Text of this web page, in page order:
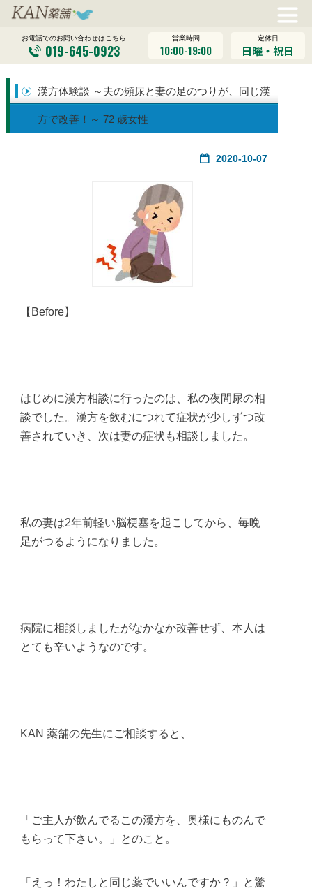
お電話でのお問い合わせはこちら
019-645-0923
営業時間
10:00-19:00
定休日
日曜・祝日
漢方体験談 ～夫の頻尿と妻の足のつりが、同じ漢
方で改善！～ 72 歳女性
2020-10-07
【Before】
はじめに漢方相談に行ったのは、私の夜間尿の相
談でした。漢方を飲むにつれて症状が少しずつ改
善されていき、次は妻の症状も相談しました。
私の妻は2年前軽い脳梗塞を起こしてから、毎晩
足がつるようになりました。
病院に相談しましたがなかなか改善せず、本人は
とても辛いようなのです。
KAN 薬舗の先生にご相談すると、
「ご主人が飲んでるこの漢方を、奥様にものんで
もらって下さい。」とのこと。
「えっ！わたしと同じ薬でいいんですか？」と驚